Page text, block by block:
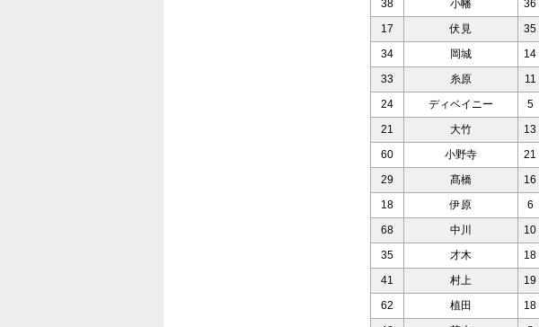
38
小幡 36
17
伏見 35
34
岡城 14
33
糸原 11
24
ディベイニー 5
21
大竹 13
60
小野寺 21
29
髙橋 16
18
伊原 6
68
中川 10
35
才木 18
41
村上 19
62
植田 18